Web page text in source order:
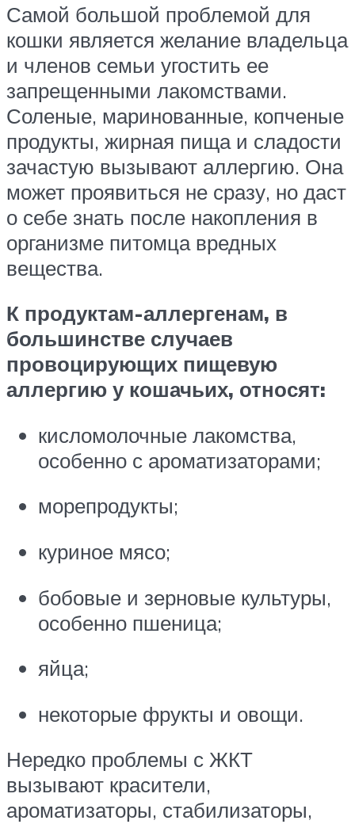
Самой большой проблемой для
кошки является желание владельца
и членов семьи угостить ее
запрещенными лакомствами.
Соленые, маринованные, копченые
продукты, жирная пища и сладости
зачастую вызывают аллергию. Она
может проявиться не сразу, но даст
о себе знать после накопления в
организме питомца вредных
вещества.
К продуктам-аллергенам, в
большинстве случаев
провоцирующих пищевую
аллергию у кошачьих, относят:
кисломолочные лакомства,
особенно с ароматизаторами;
морепродукты;
куриное мясо;
бобовые и зерновые культуры,
особенно пшеница;
яйца;
некоторые фрукты и овощи.
Нередко проблемы с ЖКТ
вызывают красители,
ароматизаторы, стабилизаторы,